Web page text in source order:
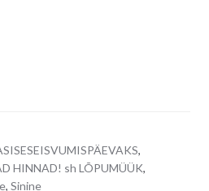
,
HINNAD! sh LÕPUMÜÜK,
, Sinine